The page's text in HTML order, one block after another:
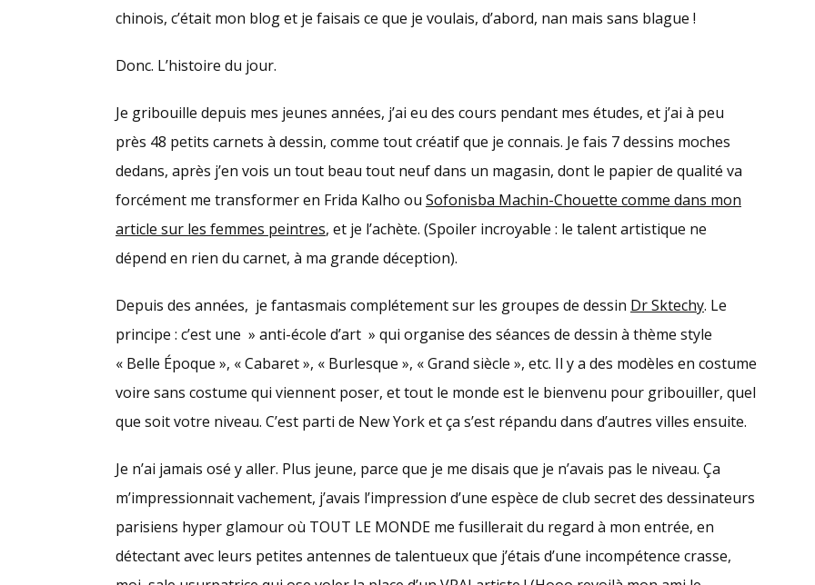
chinois, c’était mon blog et je faisais ce que je voulais, d’abord, nan mais sans blague !
Donc. L’histoire du jour.
Je gribouille depuis mes jeunes années, j’ai eu des cours pendant mes études, et j’ai à peu
près 48 petits carnets à dessin, comme tout créatif que je connais. Je fais 7 dessins moches
dedans, après j’en vois un tout beau tout neuf dans un magasin, dont le papier de qualité va
forcément me transformer en Frida Kalho ou Sofonisba Machin-Chouette comme dans mon
article sur les femmes peintres, et je l’achète. (Spoiler incroyable : le talent artistique ne
dépend en rien du carnet, à ma grande déception).
Depuis des années, je fantasmais complétement sur les groupes de dessin Dr Sktechy. Le
principe : c’est une » anti-école d’art » qui organise des séances de dessin à thème style
« Belle Époque », « Cabaret », « Burlesque », « Grand siècle », etc. Il y a des modèles en costume
voire sans costume qui viennent poser, et tout le monde est le bienvenu pour gribouiller, quel
que soit votre niveau. C’est parti de New York et ça s’est répandu dans d’autres villes ensuite.
Je n’ai jamais osé y aller. Plus jeune, parce que je me disais que je n’avais pas le niveau. Ça
m’impressionnait vachement, j’avais l’impression d’une espèce de club secret des dessinateurs
parisiens hyper glamour où TOUT LE MONDE me fusillerait du regard à mon entrée, en
détectant avec leurs petites antennes de talentueux que j’étais d’une incompétence crasse,